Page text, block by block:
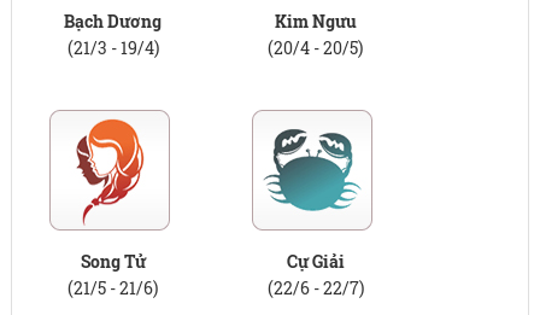
Bạch Dương
(21/3 - 19/4)
Kim Ngưu
(20/4 - 20/5)
Song Tử
(21/5 - 21/6)
Cự Giải
(22/6 - 22/7)